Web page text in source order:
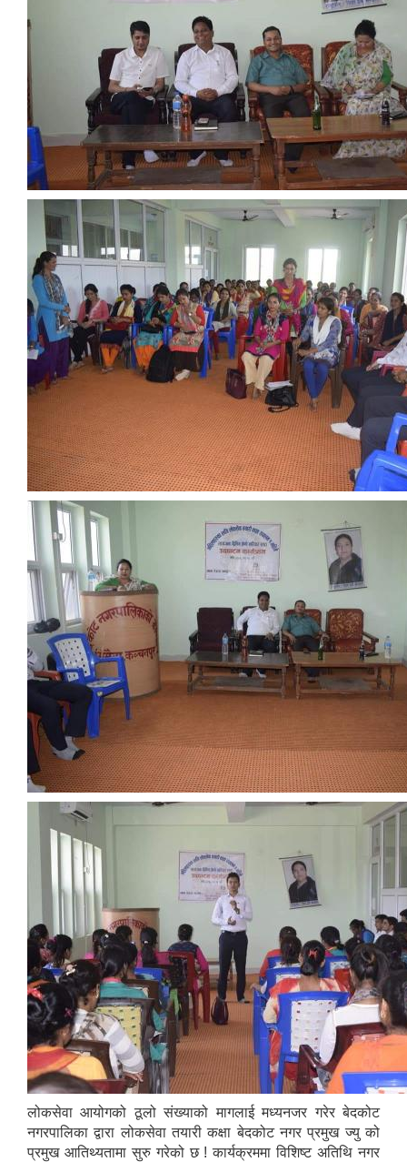
लोकसेवा आयोगको ठूलो संख्याको मागलाई मध्यनजर गरेर बेदकोट
नगरपालिका द्वारा लोकसेवा तयारी कक्षा बेदकोट नगर प्रमुख ज्यु को
प्रमुख आतिथ्यतामा सुरु गरेको छ ! कार्यक्रममा विशिष्ट अतिथि नगर